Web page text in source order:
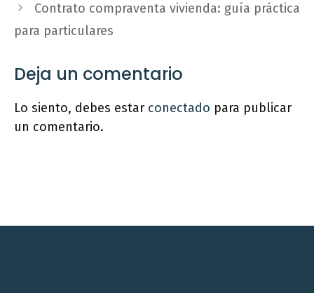
Contrato compraventa vivienda: guía práctica
para particulares
Deja un comentario
Lo siento, debes estar conectado para publicar
un comentario.